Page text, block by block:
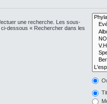
une recherche. Les sous-
dessous « Rechercher dans les